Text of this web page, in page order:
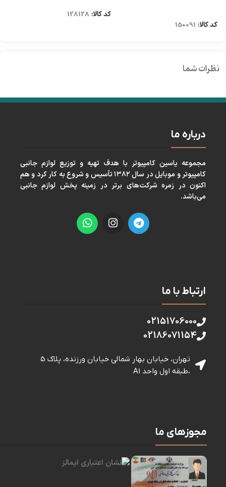
کد کالا: 150091
کد کالا: 128128
نظرات شما
درباره ما
مجموعه ياسين كامپيوتر با هدف تهيه و توزيع لوازم جانبی
كامپيوتر و موبايل در سال ١٣٨٢ تأسيس و شروع به كار كرد و هم
اكنون در زمره شركت‌های برتر در زمينه پخش لوازم جانبی
می‌باشد.
ارتباط با ما
02151706000
02186071154
تهران، خیابان بهار شمالی خيابان ورزنده، پلاک 5
،طبقه اول واحد A1
مجوزهای ما